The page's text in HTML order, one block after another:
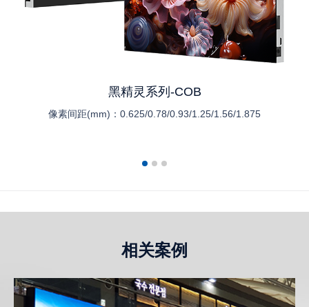
黑精灵系列-COB
像素间距(mm)： 0.625/0.78/0.93/1.25/1.56/1.875
相关案例